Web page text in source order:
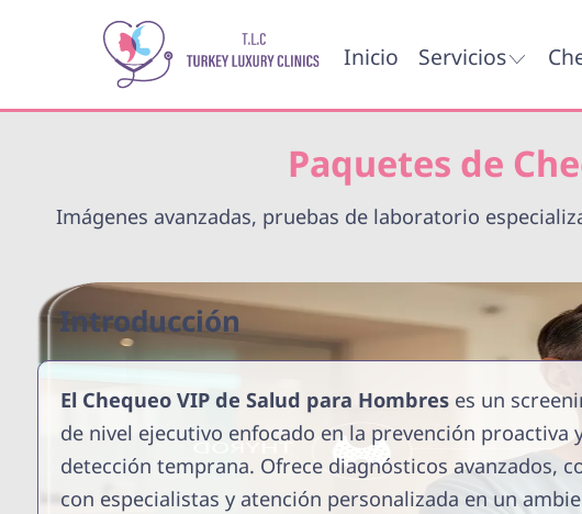
Inicio Servicios
Paquetes de
Imágenes avanzadas, pruebas de laboratorio
Introducción
El Chequeo VIP de Salud para Hombreses un
de nivel ejecutivo enfocado en la prevención proactiva
detección temprana. Ofrece diagnósticos avanzados,
con especialistas y atención personalizada en un